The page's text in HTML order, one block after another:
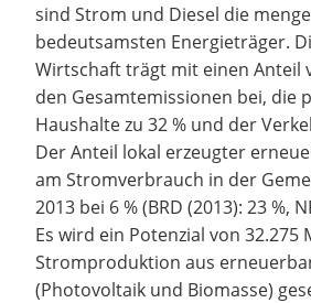
sind Strom und Diesel die
bedeutsamsten Energieträger.
Wirtschaft trägt mit einen Anteil
den Gesamtemissionen bei, die
Haushalte zu 32 % und der
Der Anteil lokal erzeugter
am Stromverbrauch in der
2013 bei 6 % (BRD (2013): 23 %,
Es wird ein Potenzial von 32.275
Stromproduktion aus
(Photovoltaik und Biomasse)